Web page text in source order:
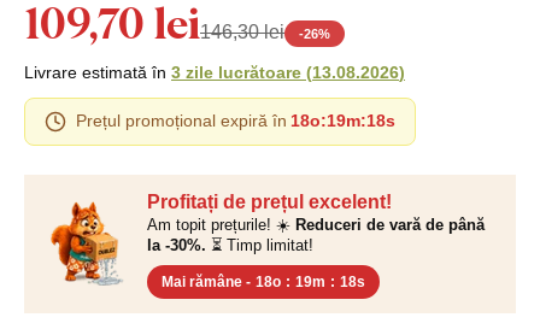
Profitați de prețul excelent!
Am topit prețurile! ☀️ Reduceri de vară de până
la -30%. ⏳ Timp limitat!
Mai rămâne - 18o : 19m : 17s
109,70 lei146,30 lei -26%
Livrare estimată în 3 zile lucrătoare (13.08.2026)
Prețul promoțional expiră în 18o:19m:17s